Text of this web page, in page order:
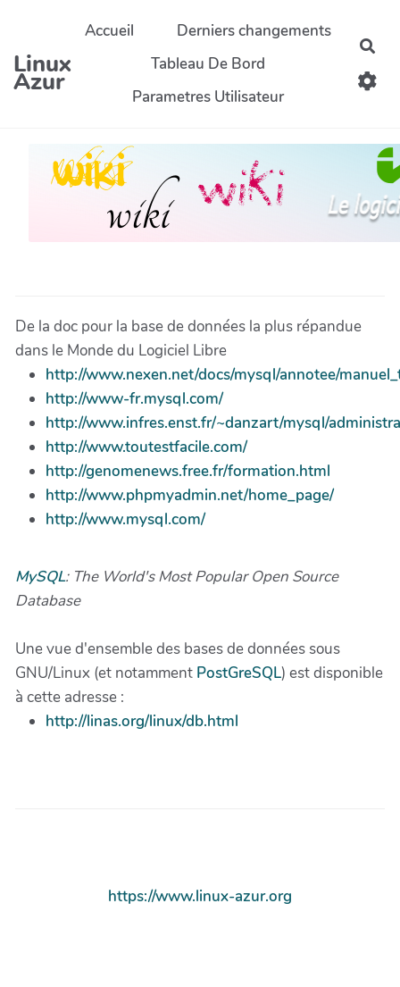
Aller au contenu principal
Linux
Azur
Accueil
Derniers changements
Tableau De Bord
Parametres Utilisateur
De la doc pour la base de données la plus répandue
dans le Monde du Logiciel Libre
http://www.nexen.net/docs/mysql/annotee/
http://www-fr.mysql.com/
http://www.infres.enst.fr/~danzart/mysql/
http://www.toutestfacile.com/
http://genomenews.free.fr/formation.html
http://www.phpmyadmin.net/home_page/
http://www.mysql.com/
MySQL: The World's Most Popular Open Source
Database
Une vue d'ensemble des bases de données sous
GNU/Linux (et notamment PostGreSQL) est disponible
à cette adresse :
http://linas.org/linux/db.html
https://www.linux-azur.org